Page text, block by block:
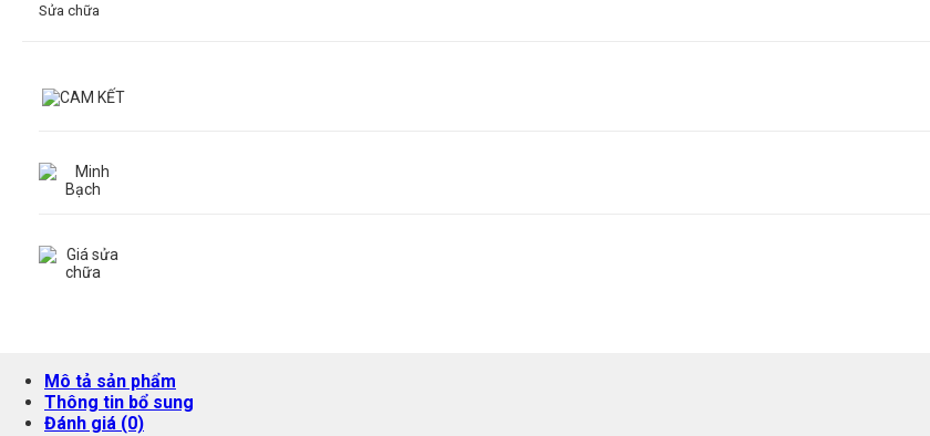
Sửa chữa
Mô tả sản phẩm
Thông tin bổ sung
Đánh giá (0)